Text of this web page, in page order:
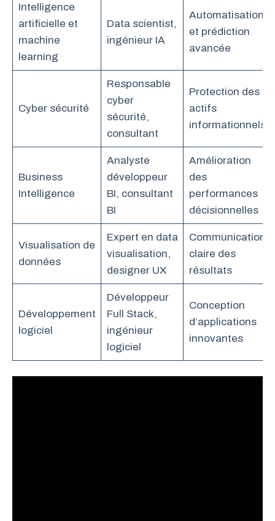
Intelligence
artificielle et
machine
learning
Data scientist,
ingénieur IA
Automatisation
et prédiction
avancée
Cyber sécurité
Responsable
cyber
sécurité,
consultant
Protection des
actifs
informationnels
Business
Intelligence
Analyste
développeur
BI, consultant
BI
Amélioration
des
performances
décisionnelles
Visualisation de
données
Expert en data
visualisation,
designer UX
Communication
claire des
résultats
Développement
logiciel
Développeur
Full Stack,
ingénieur
logiciel
Conception
d’applications
innovantes